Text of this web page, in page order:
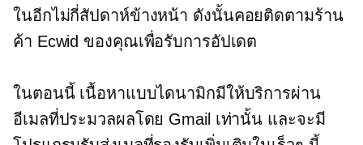
ในอีกไม่กี่สัปดาห์ข้างหน้า ดังนั้นคอยติดตามร้าน
ค้า Ecwid ของคุณเพื่อรับการอัปเดต
ในตอนนี้ เนื้อหาแบบไดนามิกมีให้บริการผ่าน
อีเมลที่ประมวลผลโดย Gmail เท่านั้น และจะมี